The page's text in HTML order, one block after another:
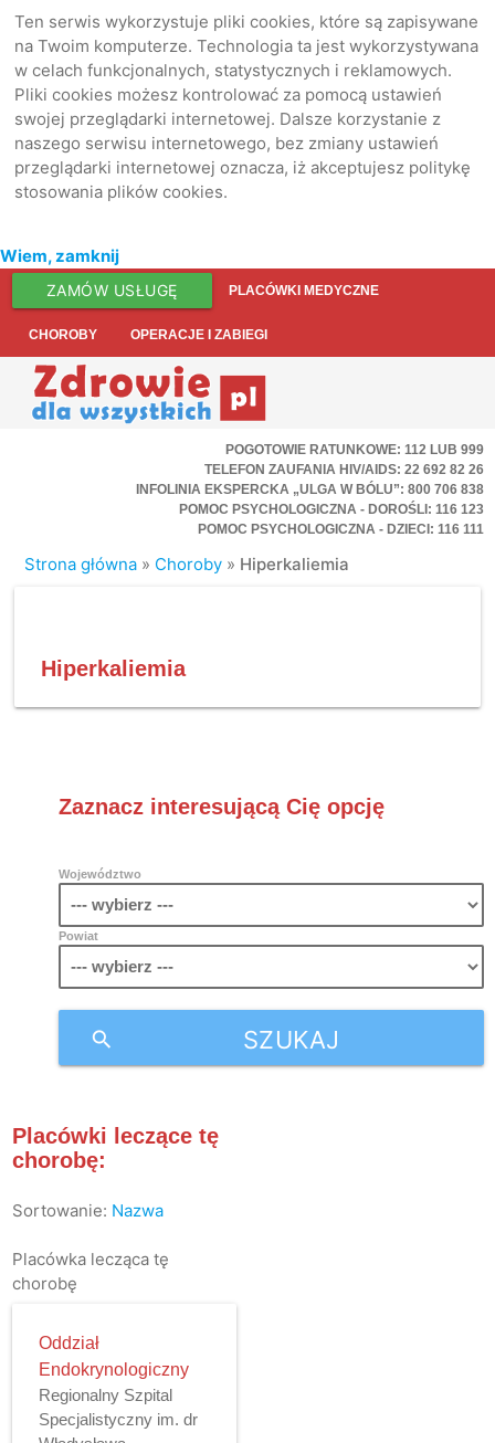
Ten serwis wykorzystuje pliki cookies, które są zapisywane
na Twoim komputerze. Technologia ta jest wykorzystywana
w celach funkcjonalnych, statystycznych i reklamowych.
Pliki cookies możesz kontrolować za pomocą ustawień
swojej przeglądarki internetowej. Dalsze korzystanie z
naszego serwisu internetowego, bez zmiany ustawień
przeglądarki internetowej oznacza, iż akceptujesz politykę
stosowania plików cookies.
Wiem, zamknij
ZAMÓW USŁUGĘ PLACÓWKI MEDYCZNE
CHOROBY OPERACJE I ZABIEGI
POGOTOWIE RATUNKOWE: 112 LUB 999
TELEFON ZAUFANIA HIV/AIDS: 22 692 82 26
INFOLINIA EKSPERCKA „ULGA W BÓLU”: 800 706 838
POMOC PSYCHOLOGICZNA - DOROŚLI: 116 123
POMOC PSYCHOLOGICZNA - DZIECI: 116 111
Strona główna » Choroby » Hiperkaliemia
Hiperkaliemia
Zaznacz interesującą Cię opcję
Województwo
Powiat
SZUKAJ
search
Placówki leczące tę
chorobę:
Sortowanie: Nazwa
Placówka lecząca tę
chorobę
Oddział
Endokrynologiczny
Regionalny Szpital
Specjalistyczny im. dr